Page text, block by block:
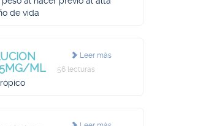
de vida
Leer más
5MG/ML
56 lecturas